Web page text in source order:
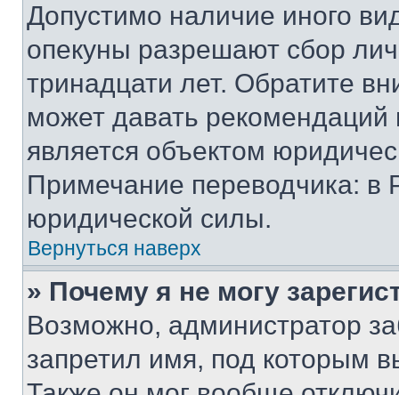
Допустимо наличие иного
опекуны разрешают сбор
тринадцати лет. Обратите
может давать
является объектом
Примечание переводчика: в
юридической силы.
Вернуться наверх
» Почему я не могу
Возможно, администратор
запретил имя, под которым